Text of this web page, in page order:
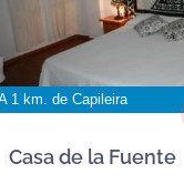
1 km. de Capileira
Casa de la Fuente